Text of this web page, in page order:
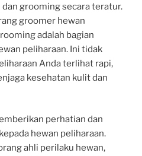
grooming secara teratur.
groomer hewan
adalah bagian
peliharaan. Ini tidak
Anda terlihat rapi,
kesehatan kulit dan
perhatian dan
hewan peliharaan.
ahli perilaku hewan,